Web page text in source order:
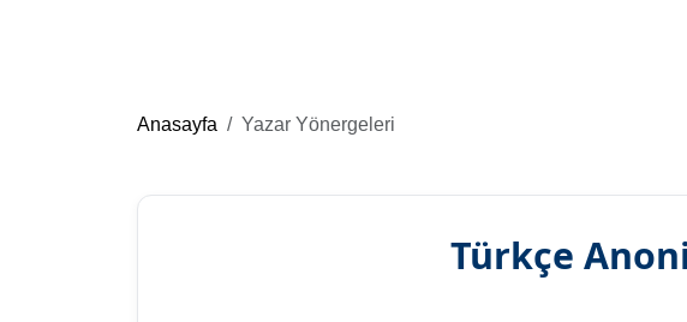
Anasayfa Yazar Yönergeleri
Türkçe